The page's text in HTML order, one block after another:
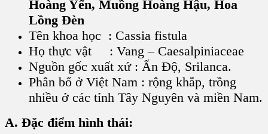
Hoàng Yến, Muồng Hoàng Hậu, Hoa
Lồng Đèn
Tên khoa học : Cassia fistula
Họ thực vật : Vang – Caesalpiniaceae
Nguồn gốc xuất xứ : Ấn Độ, Srilanca.
Phân bổ ở Việt Nam : rộng khắp, trồng
nhiều ở các tỉnh Tây Nguyên và miền Nam.
A. Đặc điểm hình thái: